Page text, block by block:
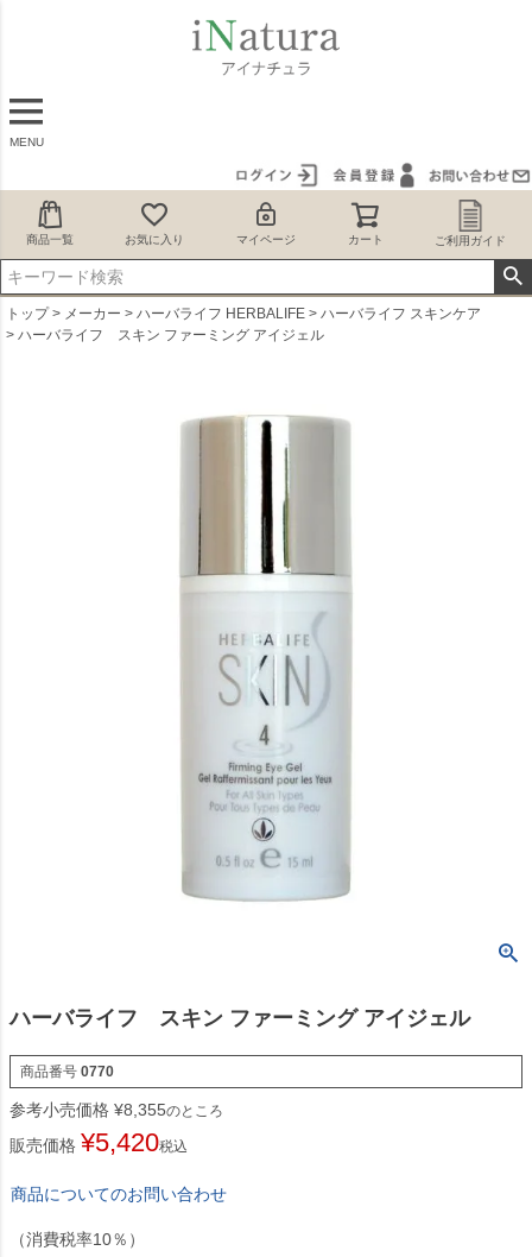
MENU
商品一覧 お気に入り マイページ カート ご利用ガイド
トップ メーカー ハーバライフ HERBALIFE
ハーバライフ スキンケア
ハーバライフ スキン ファーミング アイジェル
ハーバライフ スキン ファーミング アイジェル
商品番号 0770
参考小売価格 ¥8,355のところ
販売価格 ¥5,420税込
商品についてのお問い合わせ
（消費税率10％）